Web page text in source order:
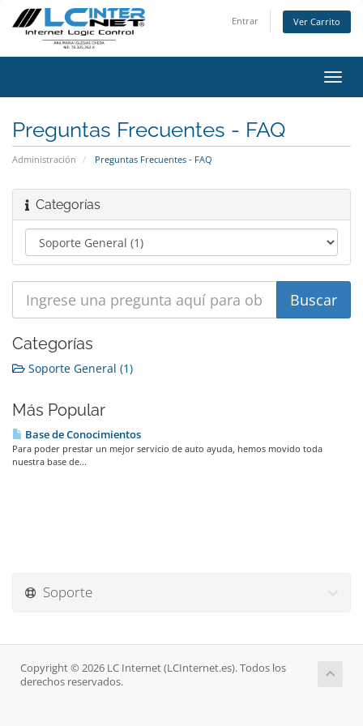
Entrar Ver Carrito
Preguntas Frecuentes - FAQ
Administración Preguntas Frecuentes - FAQ
Categorías
Categorías
Soporte General (1)
Más Popular
Base de Conocimientos
Para poder prestar un mejor servicio de auto ayuda, hemos movido toda
nuestra base de...
Soporte
Copyright © 2026 LC Internet (LCInternet.es). Todos los
derechos reservados.